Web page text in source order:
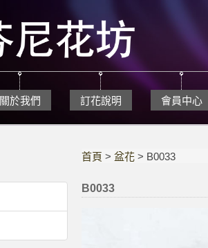
關於我們 訂花說明 會員中心
首頁 >盆花 > B0033
B0033